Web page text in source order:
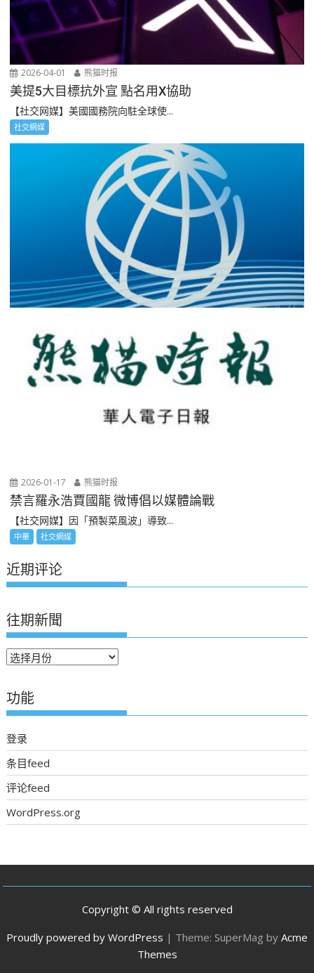
2026-04-01 熊猫时报
美提5大目標抗外宣 點名用X協助
【社交网媒】美國國務院向駐全球使...
社交網媒
2026-01-17 熊猫时报
禁言羅永浩賈國龍 微博倡以媒體論戰
【社交网媒】因「預製菜風波」導致...
中華 社交網媒
近期评论
往期新聞
往
新
聞
功能
登录
条目feed
评论feed
WordPress.org
Copyright © All rights reserved
Proudly powered by WordPress | Theme: SuperMag by Acme
Themes